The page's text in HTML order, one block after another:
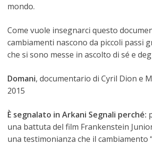
mondo.
Come vuole insegnarci questo
cambiamenti nascono da piccoli passi
che si sono messe in ascolto di sé e
Domani, documentario di Cyril Dion e
2015
È segnalato in Arkani Segnali perché:
una battuta del film Frankenstein
una testimonianza che il cambiamento